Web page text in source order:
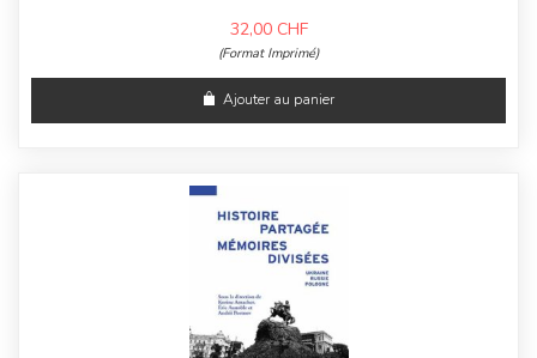
32,00 CHF
(Format Imprimé)
Ajouter au panier